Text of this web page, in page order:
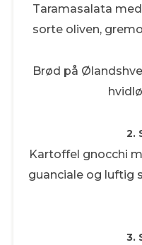
Taramasalata
sorte oliven,
Brød på
2.
Kartoffel gnocchi
guanciale og luftig
3.